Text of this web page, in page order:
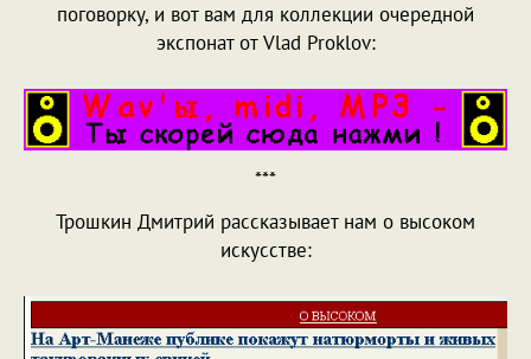
поговорку, и вот вам для коллекции очередной
экспонат от Vlad Proklov:
***
Трошкин Дмитрий рассказывает нам о высоком
искусстве: